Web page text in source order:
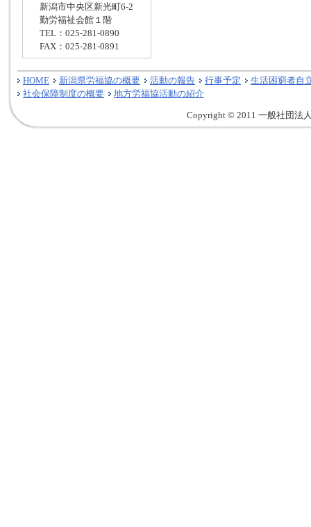
新潟市中央区新光町6-2
勤労福祉会館１階
TEL：025-281-0890
FAX：025-281-0891
HOME 新潟県労福協の概要 活動の報告 行事予定
生活困窮者自
社会保障制度の概要
地方労福協活動の紹介
Copyright © 2011 一般社団法